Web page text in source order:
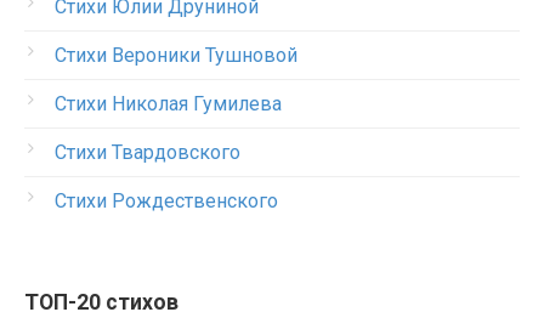
Стихи Юлии Друниной
Стихи Вероники Тушновой
Стихи Николая Гумилева
Стихи Твардовского
Стихи Рождественского
ТОП-20 стихов